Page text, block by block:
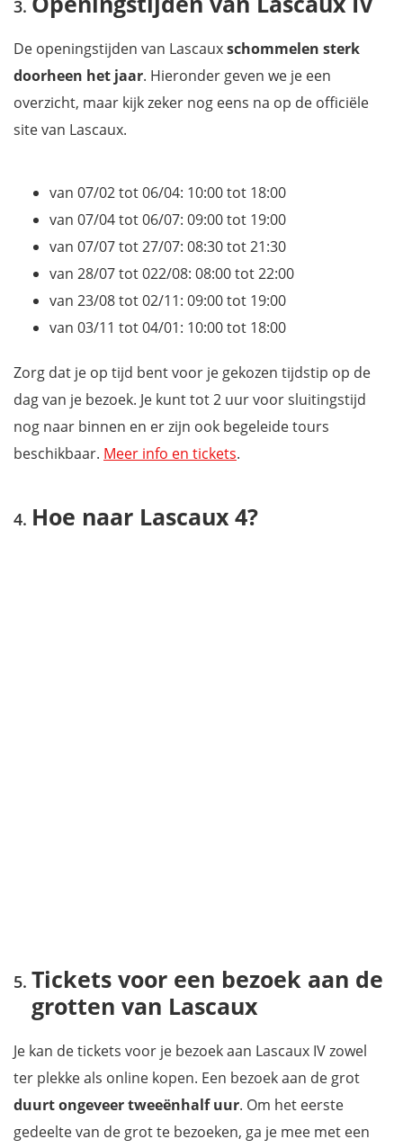
De openingstijden van Lascauxschommelen sterk
doorheen het jaar. Hieronder geven we je een
overzicht, maar kijk zeker nog eens na op de officiële
site van Lascaux.
van 07/02 tot 06/04: 10:00 tot 18:00
van 07/04 tot 06/07: 09:00 tot 19:00
van 07/07 tot 27/07: 08:30 tot 21:30
van 28/07 tot 022/08: 08:00 tot 22:00
van 23/08 tot 02/11: 09:00 tot 19:00
van 03/11 tot 04/01: 10:00 tot 18:00
Zorg dat je op tijd bent voor je gekozen tijdstip op de
dag van je bezoek. Je kunt tot 2 uur voor sluitingstijd
nog naar binnen en er zijn ook begeleide tours
beschikbaar. Meer info en tickets.
Hoe naar Lascaux 4?
Tickets voor een bezoek aan de
grotten van Lascaux
Je kan de tickets voor je bezoek aan Lascaux IV zowel
ter plekke als online kopen. Een bezoek aan de grot
duurt ongeveer tweeënhalf uur. Om het eerste
gedeelte van de grot te bezoeken, ga je mee met een